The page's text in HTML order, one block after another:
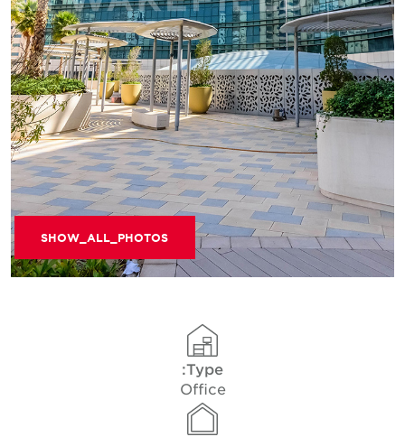
SHOW_ALL_PHOTOS
Type:
Office